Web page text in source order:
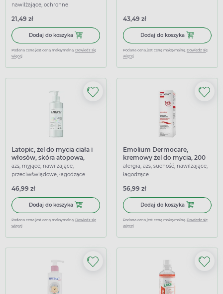
nawilżające, ochronne
21,49 zł
Dodaj do koszyka Dodaj do koszyka Skarb Matki, oliwka pielęgnacyjna w
Podana cena jest ceną maksymalną. Dowiedz się
więcej
43,49 zł
Dodaj do koszyka Dodaj do
Podana cena jest ceną maksymalną. Dowiedz się
więcej
Latopic, żel do mycia ciała i
włosów, skóra atopowa,
sucha, 400 ml
azs, myjące, nawilżające,
przeciwświądowe, łagodzące
46,99 zł
Dodaj do koszyka Dodaj do koszyka Latopic, żel do mycia ciała i włosów,
Podana cena jest ceną maksymalną. Dowiedz się
więcej
Emolium Dermocare,
kremowy żel do mycia, 200
ml
alergia, azs, suchość, nawilżające,
łagodzące
56,99 zł
Dodaj do koszyka Dodaj do
Podana cena jest ceną maksymalną. Dowiedz się
więcej